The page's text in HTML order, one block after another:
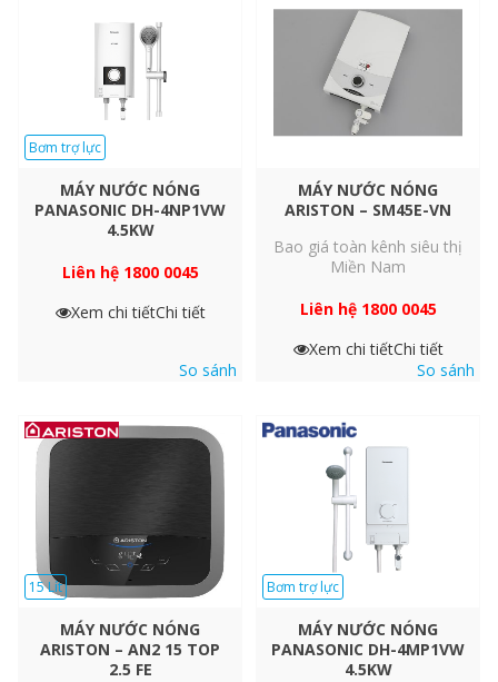
Bơm trợ lực
MÁY NƯỚC NÓNG
PANASONIC DH-4NP1VW
4.5KW
Liên hệ 1800 0045
Xem chi tiếtChi tiết
So sánh
MÁY NƯỚC NÓNG
ARISTON – SM45E-VN
Bao giá toàn kênh siêu thị
Miền Nam
Liên hệ 1800 0045
Xem chi tiếtChi tiết
So sánh
15 Lít
MÁY NƯỚC NÓNG
ARISTON – AN2 15 TOP
2.5 FE
Bơm trợ lực
MÁY NƯỚC NÓNG
PANASONIC DH-4MP1VW
4.5KW